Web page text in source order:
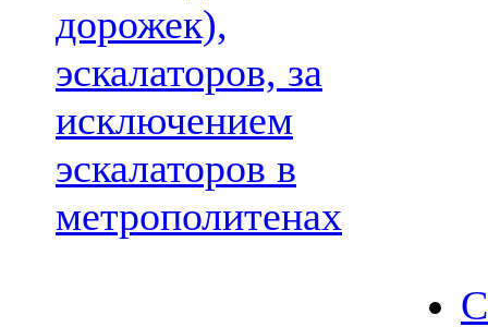
дорожек),
эскалаторов, за
исключением
эскалаторов в
метрополитенах